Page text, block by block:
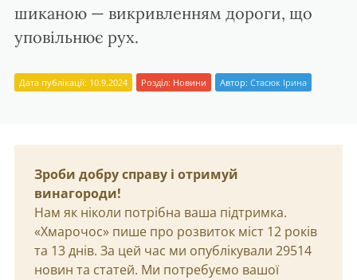
шиканою — викривленням дороги, що
уповільнює рух.
Дата публікації: 10.9.2024 Розділ: Новини Автор: Стасюк Ірина
Зроби добру справу і отримуй
винагороди!
Нам як ніколи потрібна ваша підтримка.
«Хмарочос» пише про розвиток міст 12 років
та 13 днів. За цей час ми опублікували 29514
новин та статей. Ми потребуємо вашої